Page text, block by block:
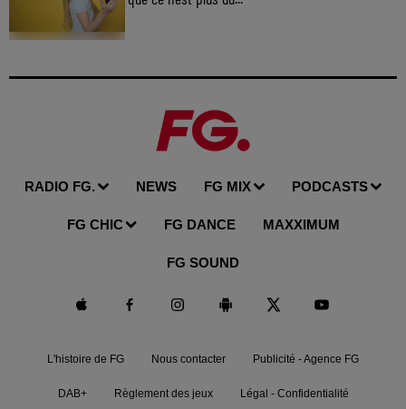
RADIO FG. NEWS FG MIX PODCASTS
FG CHIC FG DANCE MAXXIMUM
FG SOUND
L'histoire de FG Nous contacter Publicité - Agence FG
DAB+ Règlement des jeux Légal - Confidentialité